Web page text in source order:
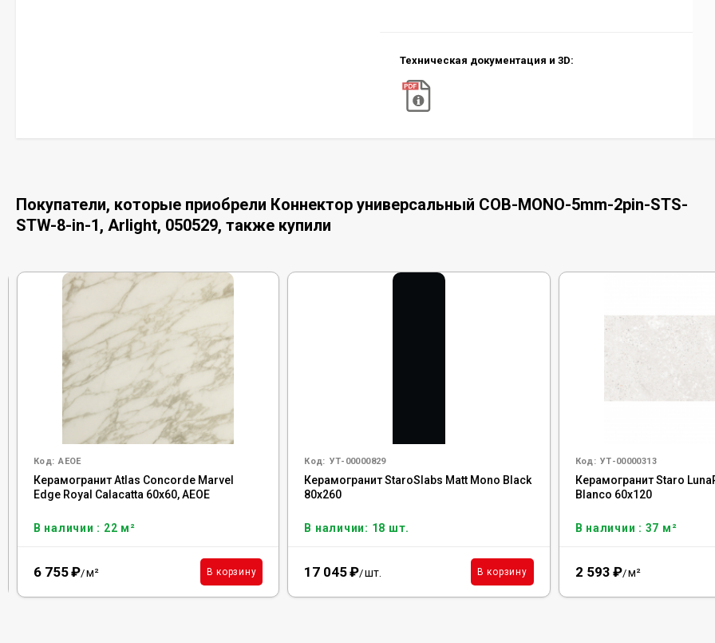
Техническая документация и 3D:
Покупатели, которые приобрели Коннектор универсальный COB-MONO-5mm-2pin-STS-
STW-8-in-1, Arlight, 050529, также купили
Код: AEOE
Керамогранит Atlas Concorde Marvel
Edge Royal Calacatta 60x60, AEOE
В наличии : 22 м²
6 755₽/м² В корзину
Код: УТ-00000829
Керамогранит StaroSlabs Matt Mono Black
80x260
В наличии: 18 шт.
17 045₽/шт. В корзину
Код: УТ-00000313
Керамогранит Staro
Blanco 60x120
В наличии : 37 м²
2 593 ₽/м²